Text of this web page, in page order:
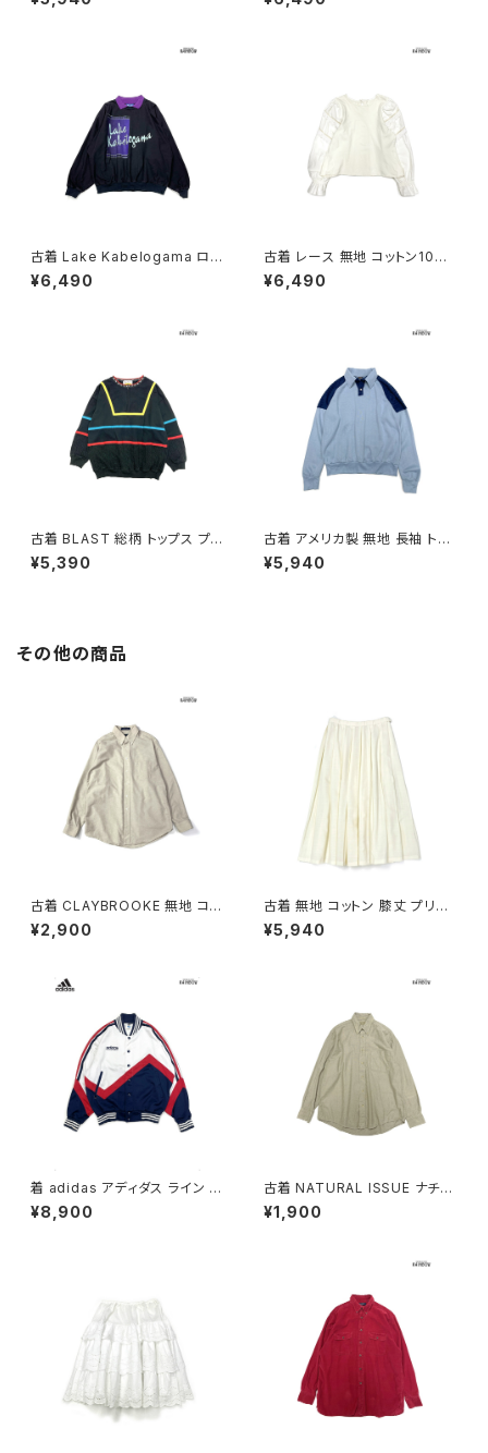
0％ 長袖 トップス プルオーバー
ント コットン100％ 長袖 トップ
古着 Lake Kabelogama ロゴ
コットン 長袖 トップス プルオー
バー 黒 (ttu2603073)
¥6,490
古着 レース 無地 コットン10
0％ 長袖 トップス プルオーバー
白 生成り (ttu2602020)
¥6,490
古着 BLAST 総柄 トップス プル
オーバー 黒 (ttu2601244)
¥5,390
古着 アメリカ製 無地 長袖 トッ
プス プルオーバー 水色 紺 (ttu
2601243)
¥5,940
その他の商品
古着 CLAYBROOKE 無地 コッ
トン 長袖 シャツ ベージュ (ttu2
501167)
¥2,900
古着 無地 コットン 膝丈 プリー
ツ スカート ベージュ 生成り (b
a2607005)
¥5,940
着 adidas アディダス ライン メ
ッシュ ロゴ 刺繍 前開き 無地 長
袖 アウター ライトジャケット 白
¥8,900
古着 NATURAL ISSUE ナチュ
ラルイシュー 前開き 無地 コット
ン100％ 長袖 シャツ ベージュ
¥1,900